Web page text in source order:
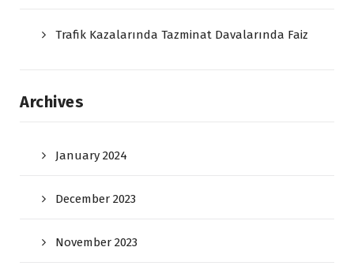
Trafik Kazalarında Tazminat Davalarında Faiz
Archives
January 2024
December 2023
November 2023